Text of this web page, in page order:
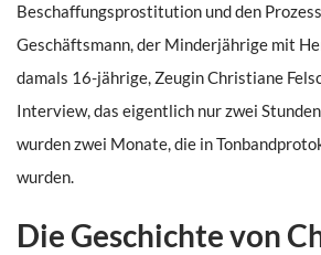
Beschaffungsprostitution und den
Geschäftsmann, der Minderjährige mit
damals 16-jährige, Zeugin Christiane
Interview, das eigentlich nur zwei
wurden zwei Monate, die in
wurden.
Die Geschichte von